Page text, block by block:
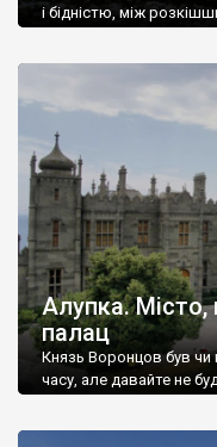
і бідністю, між
Алупка. Місто,
палац
Князь Воронцов був
часу, але давайте не